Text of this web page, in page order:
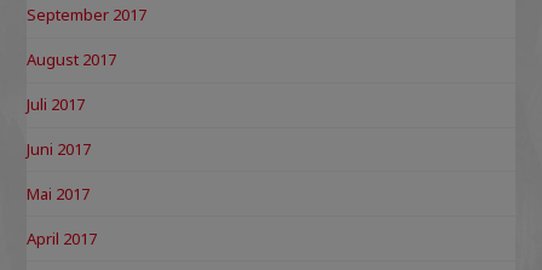
September 2017
August 2017
Juli 2017
Juni 2017
Mai 2017
April 2017